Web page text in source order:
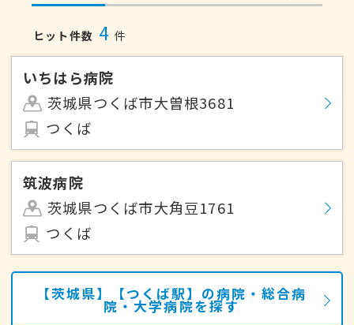
ヒット件数 4 件
いちはら病院
茨城県つくば市大曽根3681
つくば
筑波病院
茨城県つくば市大角豆1761
つくば
【茨城県】【つくば駅】の病院・総合病
院・大学病院を探す